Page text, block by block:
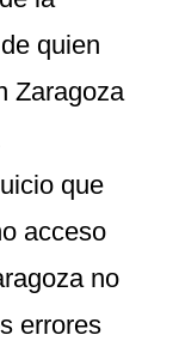
quien
Zaragoza
que
acceso
no
errores